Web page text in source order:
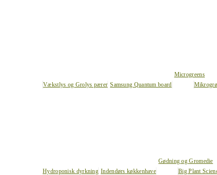
Vækstlys og Grolys pærer Samsung Quantum board
Microgreens
Hydroponisk dyrkning Indendørs køkkenhave
Gødning og Gromedie
Big Plant